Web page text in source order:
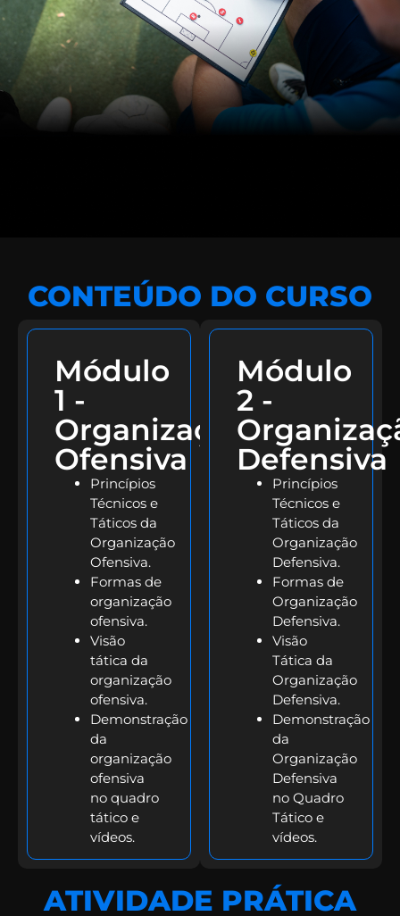
CONTEÚDO DO CURSO
Módulo
1 -
Organização
Ofensiva
Princípios
Técnicos e
Táticos da
Organização
Ofensiva.
Formas de
organização
ofensiva.
Visão
tática da
organização
ofensiva.
Demonstração
da
organização
ofensiva
no quadro
tático e
vídeos.
Módulo
2 -
Defensiva
Princípios
Técnicos e
Táticos da
Organização
Defensiva.
Formas de
Organização
Defensiva.
Visão
Tática da
Organização
Defensiva.
Demonstração
da
Organização
Defensiva
no Quadro
Tático e
vídeos.
ATIVIDADE PRÁTICA